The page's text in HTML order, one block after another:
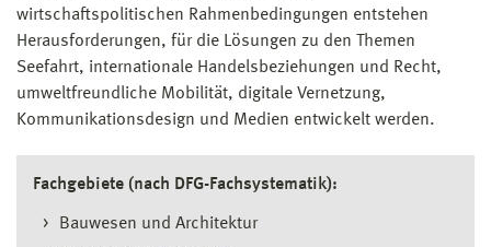
wirtschaftspolitischen Rahmenbedingungen entstehen
Herausforderungen, für die Lösungen zu den Themen
Seefahrt, internationale Handelsbeziehungen und Recht,
umweltfreundliche Mobilität, digitale Vernetzung,
Kommunikationsdesign und Medien entwickelt werden.
Fachgebiete (nach DFG-Fachsystematik):
Bauwesen und Architektur